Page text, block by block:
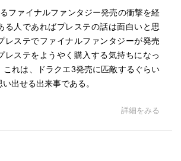
ファイナルファンタジー発売の衝撃を経
る人であればプレステの話は面白いと思
レステでファイナルファンタジーが発売
レステをようやく購入する気持ちになっ
これは、ドラクエ3発売に匹敵するぐらい
出せる出来事である。
詳細をみる